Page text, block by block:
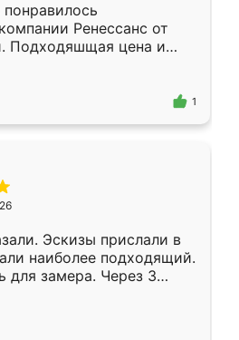
Ренессанс от
Подходяшщая цена и
Приехавший
Владислав
эскизу самый
1
Эскизы прислали в
наиболее подходящий.
для замера. Через 3
уже готова. Остались
Спасибо Ренессанс
работу!